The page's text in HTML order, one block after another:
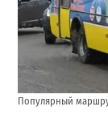
Популярный